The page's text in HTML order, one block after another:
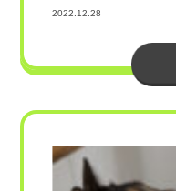
2022.12.28